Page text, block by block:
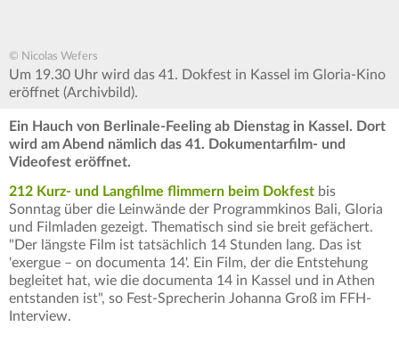
© Nicolas Wefers
Um 19.30 Uhr wird das 41. Dokfest in Kassel im Gloria-Kino
eröffnet (Archivbild).
Ein Hauch von Berlinale-Feeling ab Dienstag in Kassel. Dort
wird am Abend nämlich das 41. Dokumentarfilm- und
Videofest eröffnet.
212 Kurz- und Langfilme flimmern beim Dokfest bis
Sonntag über die Leinwände der Programmkinos Bali, Gloria
und Filmladen gezeigt. Thematisch sind sie breit gefächert.
"Der längste Film ist tatsächlich 14 Stunden lang. Das ist
'exergue – on documenta 14'. Ein Film, der die Entstehung
begleitet hat, wie die documenta 14 in Kassel und in Athen
entstanden ist", so Fest-Sprecherin Johanna Groß im FFH-
Interview.